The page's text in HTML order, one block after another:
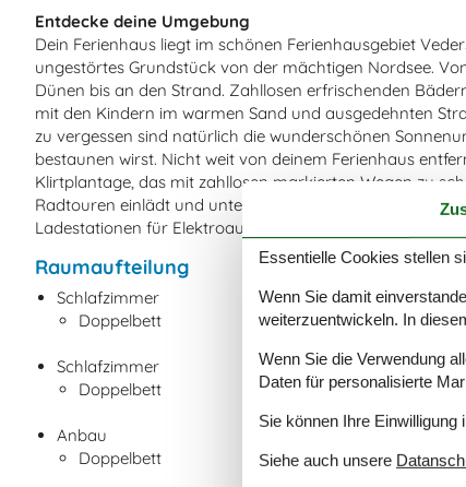
Entdecke deine Umgebung
Dein Ferienhaus liegt im schönen Ferienhausgebiet
ungestörtes Grundstück von der mächtigen Nordsee.
Dünen bis an den Strand. Zahllosen erfrischenden
mit den Kindern im warmen Sand und ausgedehnten
zu vergessen sind natürlich die wunderschönen
bestaunen wirst. Nicht weit von deinem Ferienhaus
Klirtplantage, das mit zahllosen markierten Wegen zu
Radtouren einlädt und unter anderem einen Hundewald
Ladestationen für Elektroautos, an denen du dein Auto
Raumaufteilung
Schlafzimmer
Doppelbett
Schlafzimmer
Doppelbett
Anbau
Doppelbett
Essentielle Cookies stellen
Wenn Sie damit
weiterzuentwickeln. In
Wenn Sie die Verwendung
Daten für personalisierte
Sie können Ihre
Siehe auch unsere